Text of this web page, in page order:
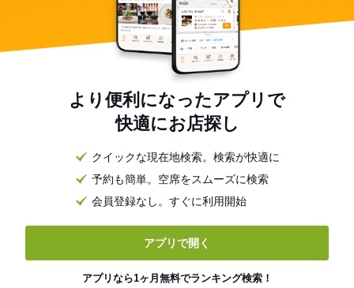
より便利になったアプリで
快適にお店探し
クイックな現在地検索。検索が快適に
予約も簡単。空席をスムーズに検索
会員登録なし。すぐに利用開始
アプリで開く
アプリなら1ヶ月無料でランキング検索！